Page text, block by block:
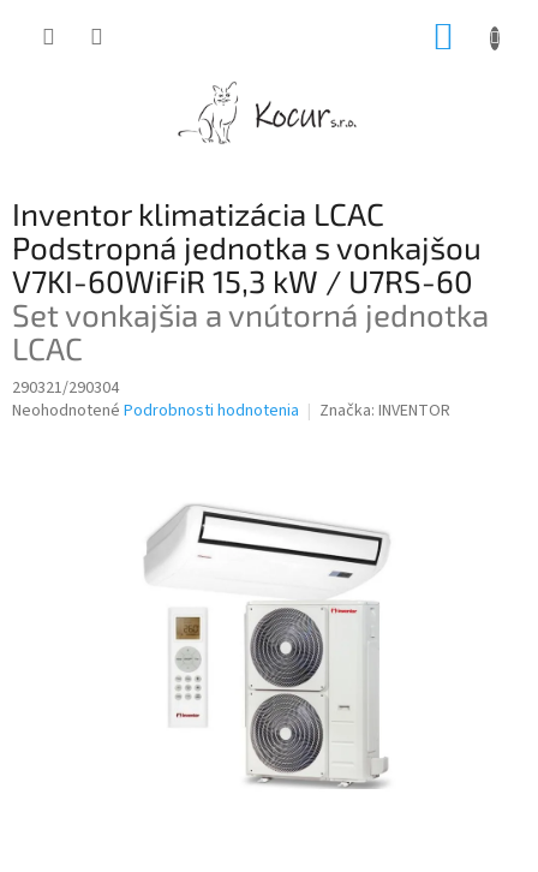
Inventor klimatizácia LCAC
Podstropná jednotka s vonkajšou
V7KI-60WiFiR 15,3 kW / U7RS-60
Set vonkajšia a vnútorná jednotka
LCAC
290321/290304
Priemerné
Neohodnotené Podrobnosti hodnotenia Značka: INVENTOR